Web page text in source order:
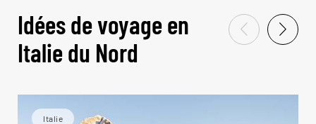
Idées de voyage en
Italie du Nord
Italie